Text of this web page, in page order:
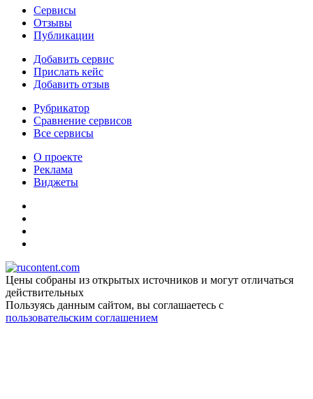
Сервисы
Отзывы
Публикации
Добавить сервис
Прислать кейс
Добавить отзыв
Рубрикатор
Сравнение сервисов
Все сервисы
О проекте
Реклама
Виджеты
Цены собраны из открытых источников и могут отличаться
действительных
Пользуясь данным сайтом, вы соглашаетесь c
пользовательским соглашением